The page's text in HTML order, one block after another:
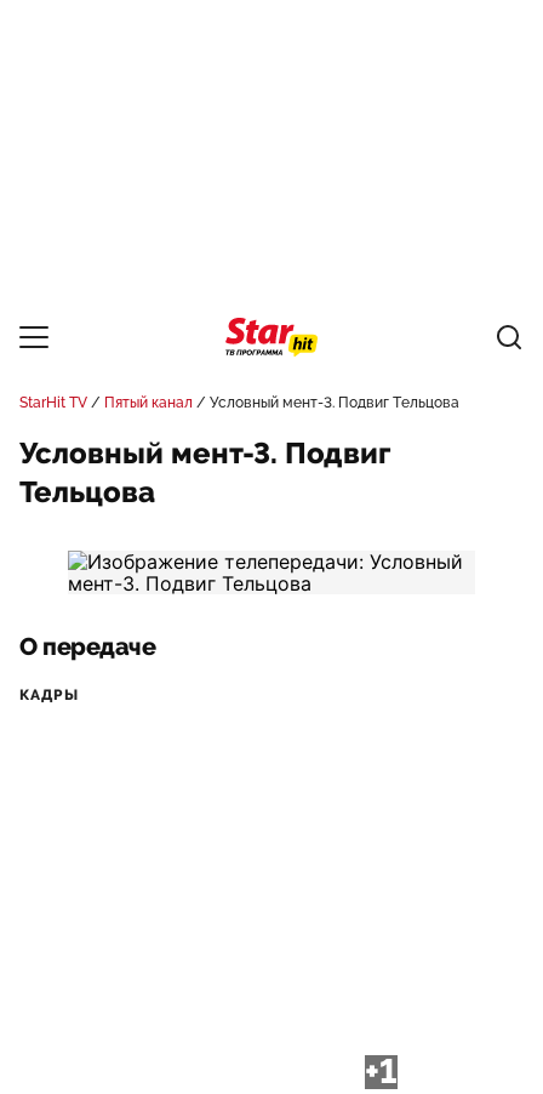
StarHit TV Пятый канал Условный мент-3. Подвиг Тельцова
Условный мент-3. Подвиг
Тельцова
О передаче
КАДРЫ
+1